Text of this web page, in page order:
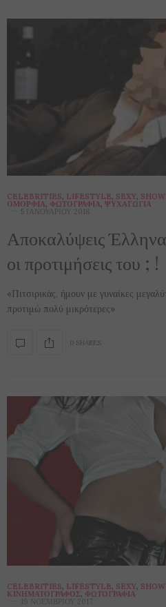
CELEBRITIES, LIFESTYLE, SEXY,
ΟΜΟΡΦΙΆ, ΦΩΤΟΓΡΑΦΊΑ, ΨΥΧΑΓΩΓΊΑ
5 ΙΑΝΟΥΑΡΊΟΥ 2018
Αποκαλύψεις Έλληνα
οι προτιμήσεις του ; !
«Πιτσιρικάς, ήμουν με γυναίκες
προτιμώ πολύ μικρότερες»
0 SHARES
CELEBRITIES, LIFESTYLE, SEXY,
ΚΙΝΗΜΑΤΟΓΡΆΦΟΣ, ΦΩΤΟΓΡΑΦΊΑ
19 ΝΟΕΜΒΡΊΟΥ 2017